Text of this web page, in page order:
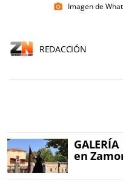
photo_camera Imagen de
REDACCIÓN
en